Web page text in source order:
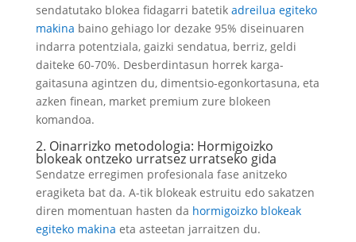
sendatutako blokea fidagarri batetik adreilua egiteko
makina baino gehiago lor dezake 95% diseinuaren
indarra potentziala, gaizki sendatua, berriz, geldi
daiteke 60-70%. Desberdintasun horrek karga-
gaitasuna agintzen du, dimentsio-egonkortasuna, eta
azken finean, market premium zure blokeen
komandoa.
2. Oinarrizko metodologia: Hormigoizko
blokeak ontzeko urratsez urratseko gida
Sendatze erregimen profesionala fase anitzeko
eragiketa bat da. A-tik blokeak estruitu edo sakatzen
diren momentuan hasten da hormigoizko blokeak
egiteko makina eta asteetan jarraitzen du.